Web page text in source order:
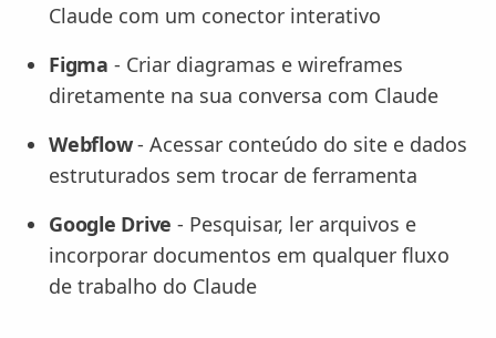
Claude com um conector interativo
Figma - Criar diagramas e wireframes
diretamente na sua conversa com Claude
Webflow- Acessar conteúdo do site e dados
estruturados sem trocar de ferramenta
Google Drive - Pesquisar, ler arquivos e
incorporar documentos em qualquer fluxo
de trabalho do Claude